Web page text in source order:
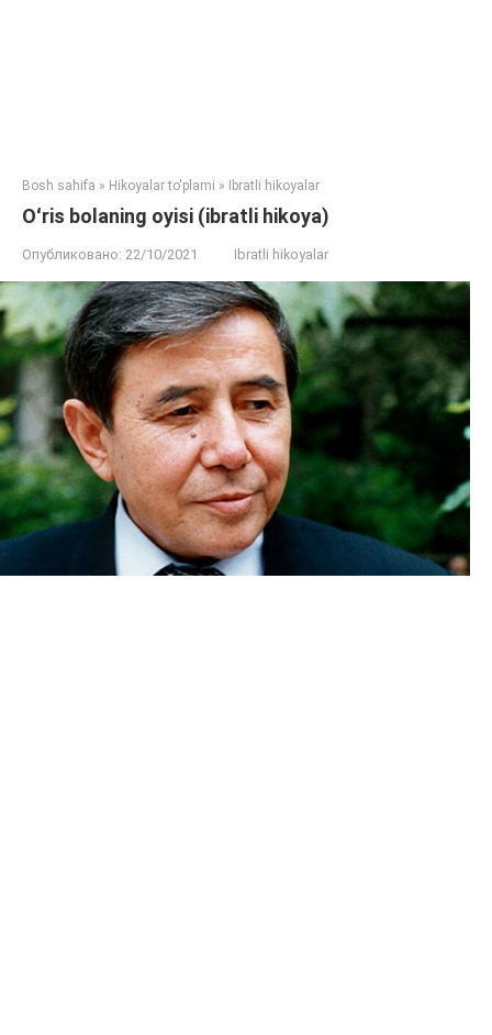
Bosh sahifa » Hikoyalar to'plami » Ibratli hikoyalar
Oʻris bolaning oyisi (ibratli hikoya)
Опубликовано: 22/10/2021 Ibratli hikoyalar